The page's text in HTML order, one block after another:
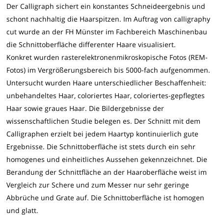
Der Calligraph sichert ein konstantes Schneideergebnis und
schont nachhaltig die Haarspitzen. Im Auftrag von calligraphy
cut wurde an der FH Münster im Fachbereich Maschinenbau
die Schnittoberfläche differenter Haare visualisiert.
Konkret wurden rasterelektronenmikroskopische Fotos (REM-
Fotos) im Vergrößerungsbereich bis 5000-fach aufgenommen.
Untersucht wurden Haare unterschiedlicher Beschaffenheit:
unbehandeltes Haar, coloriertes Haar, coloriertes-gepflegtes
Haar sowie graues Haar. Die Bildergebnisse der
wissenschaftlichen Studie belegen es. Der Schnitt mit dem
Calligraphen erzielt bei jedem Haartyp kontinuierlich gute
Ergebnisse. Die Schnittoberfläche ist stets durch ein sehr
homogenes und einheitliches Aussehen gekennzeichnet. Die
Berandung der Schnittfläche an der Haaroberfläche weist im
Vergleich zur Schere und zum Messer nur sehr geringe
Abbrüche und Grate auf. Die Schnittoberfläche ist homogen
und glatt.